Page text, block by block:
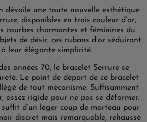
dévoile une toute nouvelle esthétique
disponibles en trois couleur d’or,
courbes charmantes et féminines du
de désir, ces rubans d’or séduiront
leur élégante simplicité.
années 70, le bracelet Serrure se
Le point de départ de ce bracelet
de tout mécanisme. Suffisamment
assez rigide pour ne pas se déformer.
d’un léger coup de marteau pour
discret mais remarquable, rehaussé